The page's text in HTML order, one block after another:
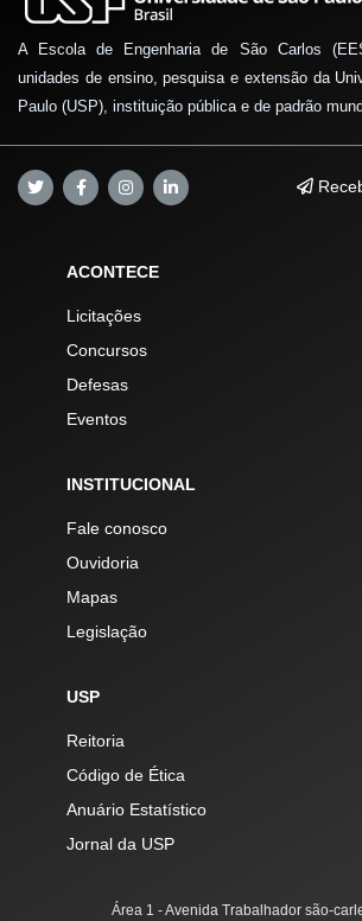
A Escola de Engenharia de São Carlos
unidades de ensino, pesquisa e extensão da
Paulo (USP), instituição pública e de padrão
ACONTECE
Licitações
Concursos
Defesas
Eventos
INSTITUCIONAL
Fale conosco
Ouvidoria
Mapas
Legislação
USP
Reitoria
Código de Ética
Anuário Estatístico
Jornal da USP
Área 1 - Avenida Trabalhador são-